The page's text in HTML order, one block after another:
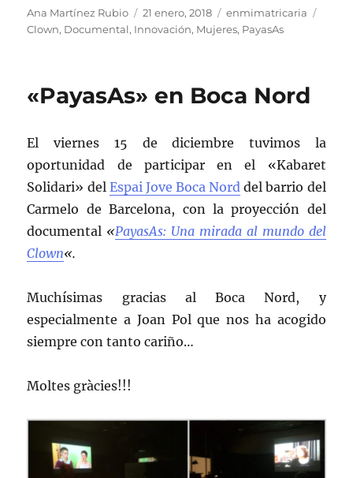
Autor
Ana Martínez Rubio
Publicado
el
21 enero, 2018 Categorías
enmimatricaria
Clown, Documental, Innovación, Mujeres, PayasAs
«PayasAs» en Boca Nord
El viernes 15 de diciembre tuvimos la
oportunidad de participar en el «Kabaret
Solidari» del Espai Jove Boca Nord del barrio del
Carmelo de Barcelona, con la proyección del
documental «PayasAs: Una mirada al mundo del
Clown«.
Muchísimas gracias al Boca Nord, y
especialmente a Joan Pol que nos ha acogido
siempre con tanto cariño…
Moltes gràcies!!!